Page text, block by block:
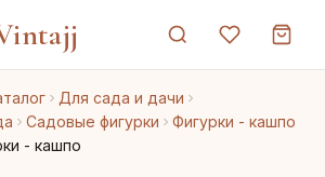
Для сада и дачи
Садовые фигурки
Фигурки - кашпо
- кашпо